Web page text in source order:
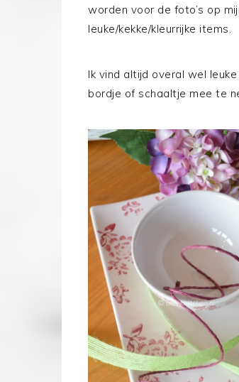
worden voor de foto’s op
leuke/kekke/kleurrijke items.
Ik vind altijd overal wel
bordje of schaaltje mee te